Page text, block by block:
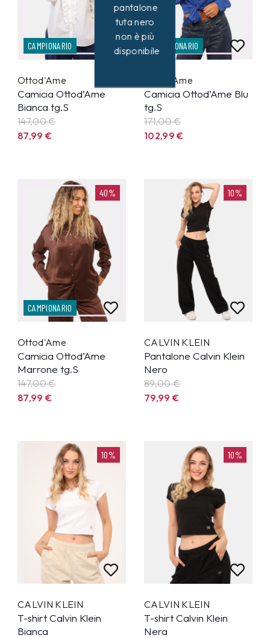
CAMPIONARIO
Ottod'Ame
Camicia Ottod’Ame
Bianca tg.S
147,00 €
87,99€
CAMPIONARIO
Ottod'Ame
Camicia Ottod’Ame Blu
tg.S
171,00 €
102,99€
40%
CAMPIONARIO
Ottod'Ame
Camicia Ottod’Ame
Marrone tg.S
147,00 €
87,99€
10%
CALVIN KLEIN
Pantalone Calvin Klein
Nero
89,00 €
79,99€
10%
CALVIN KLEIN
T-shirt Calvin Klein
Bianca
10%
CALVIN KLEIN
T-shirt Calvin Klein
Nera
pantalone
tuta nero
non è più
disponibile